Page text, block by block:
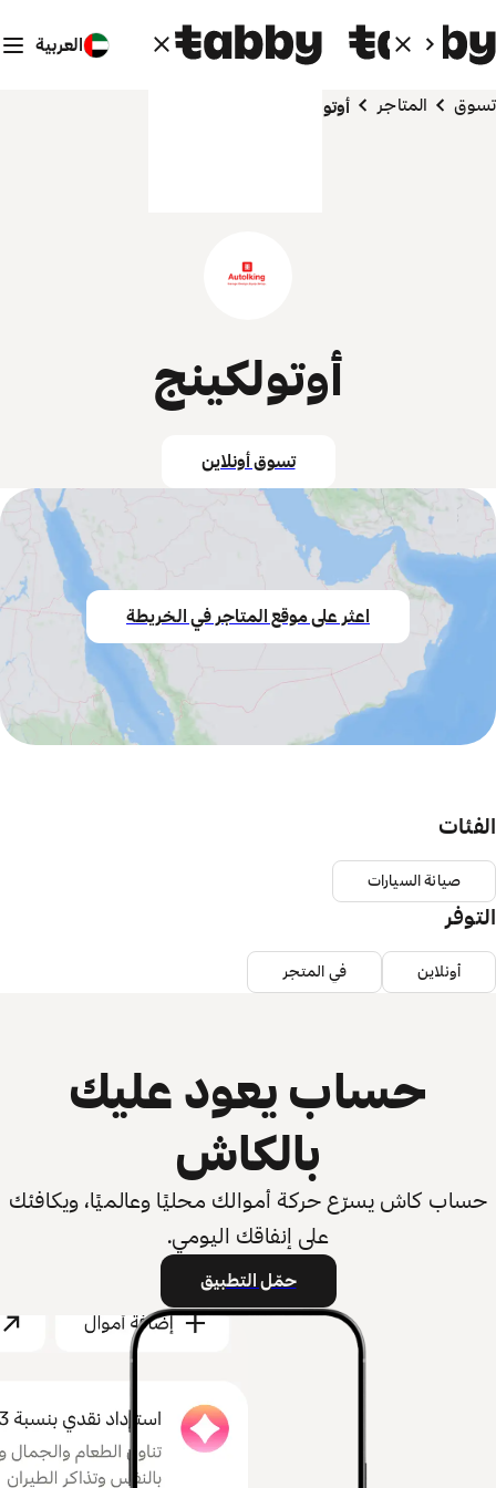
العربية
تسوق المتاجر أوتولكينج
أوتولكينج
تسوق أونلاين
اعثر على موقع المتاجر في الخريطة
الفئات
صيانة السيارات
التوفر
أونلاين في المتجر
حساب يعود عليك
بالكاش
حساب كاش يسرّع حركة أموالك محليًا وعالميًا، ويكافئك
على إنفاقك اليومي.
حمّل التطبيق